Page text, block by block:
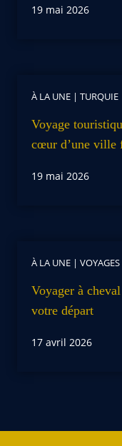
19 mai 2026
À LA UNE | TURQUIE
Voyage
cœur d’une ville
19 mai 2026
À LA UNE | VOYAGES
Voyager à
votre départ
17 avril 2026